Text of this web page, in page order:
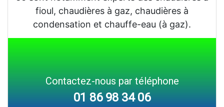
fioul, chaudières à gaz, chaudières à
condensation et chauffe-eau (à gaz).
Contactez-nous par téléphone
01 86 98 34 06